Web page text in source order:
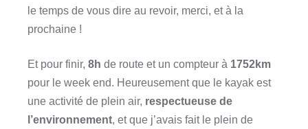
le temps de vous dire au revoir, merci, et à la
prochaine !
Et pour finir, 8h de route et un compteur à 1752km
pour le week end. Heureusement que le kayak est
une activité de plein air, respectueuse de
l’environnement, et que j’avais fait le plein de